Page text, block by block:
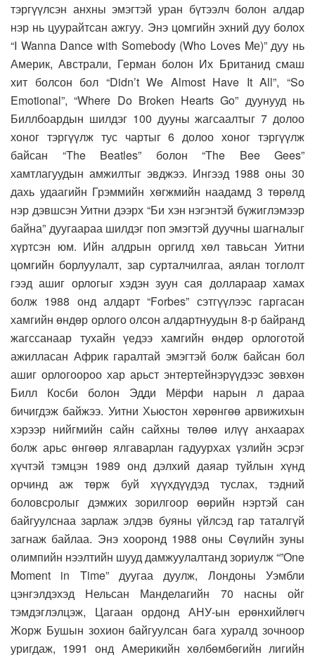
тэргүүлсэн анхны эмэгтэй уран бүтээлч болон алдар
нэр нь цуурайтсан ажгуу. Энэ цомгийн эхний дуу болох
“I Wanna Dance with Somebody (Who Loves Mе)” дуу нь
Америк, Австрали, Герман болон Их Британид смаш
хит болсон бол “Didn’t We Almost Have It All”, “So
Emotional”, “Where Do Broken Hearts Go” дуунууд нь
Биллбоардын шилдэг 100 дууны жагсаалтыг 7 долоо
хоног тэргүүлж тус чартыг 6 долоо хоног тэргүүлж
байсан “The Beatles” болон “The Bee Gees”
хамтлагуудын амжилтыг эвджээ. Ингээд 1988 оны 30
дахь удаагийн Грэммийн хөгжмийн наадамд 3 төрөлд
нэр дэвшсэн Уитни дээрх “Би хэн нэгэнтэй бүжиглэмээр
байна” дуугаараа шилдэг поп эмэгтэй дуучны шагналыг
хүртсэн юм. Ийн алдрын оргилд хөл тавьсан Уитни
цомгийн борлуулалт, зар сурталчилгаа, аялан тоглолт
гээд ашиг орлогыг хэдэн зуун сая доллараар хамах
болж 1988 онд алдарт “Forbes” сэтгүүлээс гаргасан
хамгийн өндөр орлого олсон алдартнуудын 8-р байранд
жагссанаар тухайн үедээ хамгийн өндөр орлоготой
ажилласан Африк гаралтай эмэгтэй болж байсан бол
ашиг орлогоороо хар арьст энтертейнэрүүдээс зөвхөн
Билл Косби болон Эдди Мёрфи нарын л дараа
бичигдэж байжээ. Уитни Хьюстон хөрөнгөө арвижихын
хэрээр нийгмийн сайн сайхны төлөө илүү анхаарах
болж арьс өнгөөр ялгаварлан гадуурхах үзлийн эсрэг
хүчтэй тэмцэн 1989 онд дэлхий даяар туйлын хүнд
орчинд аж төрж буй хүүхдүүдэд туслах, тэдний
боловсролыг дэмжих зорилгоор өөрийн нэртэй сан
байгуулснаа зарлаж элдэв буяны үйлсэд гар таталгүй
загнаж байлаа. Энэ хооронд 1988 оны Сөүлийн зуны
олимпийн нээлтийн шууд дамжуулалтанд зориулж “”One
Moment in Time” дуугаа дуулж, Лондоны Уэмбли
цэнгэлдэхэд Нельсан Манделагийн 70 насны ойг
тэмдэглэлцэж, Цагаан ордонд АНУ-ын ерөнхийлөгч
Жорж Бушын зохион байгуулсан бага хуралд зочноор
уригдаж, 1991 онд Америкийн хөлбөмбөгийн лигийн